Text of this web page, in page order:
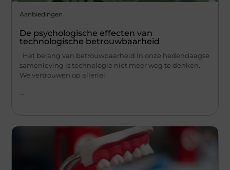
Aanbiedingen
De psychologische effecten van
technologische betrouwbaarheid
Het belang van betrouwbaarheid In onze hedendaagse
samenleving is technologie niet meer weg te denken.
We vertrouwen op allerlei